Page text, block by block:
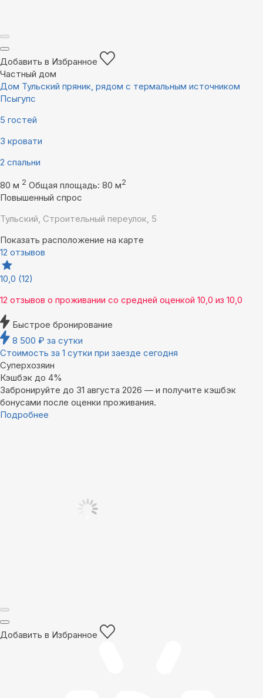
Добавить в Избранное
Частный дом
Дом Тульский пряник, рядом с термальным источником
Псыгупс
5 гостей
3 кровати
2 спальни
80 м 2 Общая площадь: 80 м2
Повышенный спрос
Тульский, Строительный переулок, 5
Показать расположение на карте
12 отзывов
10,0 (12)
12 отзывов о проживании со средней оценкой 10,0 из 10,0
Быстрое бронирование
8 500 ₽ за сутки
Стоимость за 1 сутки при заезде сегодня
Суперхозяин
Кэшбэк до 4%
Забронируйте до 31 августа 2026 — и получите кэшбэк
бонусами после оценки проживания.
Подробнее
Добавить в Избранное